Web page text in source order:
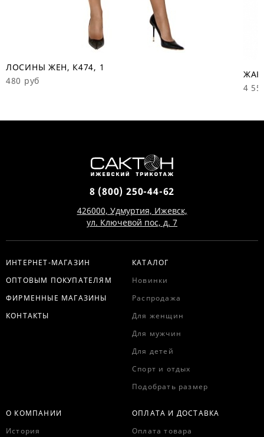
ЛОСИНЫ ЖЕН, К474, 1
480 руб
4
8 (800) 250-44-62
426000, Удмуртия, Ижевск,
ул. Ключевой пос, д. 7
ИНТЕРНЕТ-МАГАЗИН
ОПТОВЫМ ПОКУПАТЕЛЯМ
ФИРМЕННЫЕ МАГАЗИНЫ
КОНТАКТЫ
КАТАЛОГ
Новинки
Распродажа
Для женщин
Для мужчин
Для детей
Спорт и отдых
Подобрать размер
О КОМПАНИИ
История
ОПЛАТА И ДОСТАВКА
Оплата товара